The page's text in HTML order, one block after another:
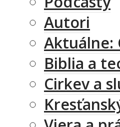
Autori
Aktuálne:
Biblia a
Cirkev a